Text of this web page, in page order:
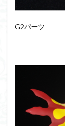
G2パーツ